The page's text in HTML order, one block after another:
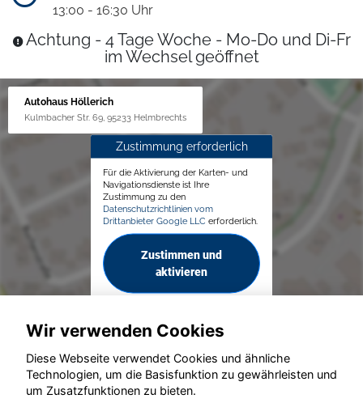
13:00 - 16:30 Uhr
Achtung - 4 Tage Woche - Mo-Do und Di-Fr
im Wechsel geöffnet
Autohaus Höllerich
Kulmbacher Str. 69, 95233 Helmbrechts
Zustimmung erforderlich
Für die Aktivierung der Karten- und
Navigationsdienste ist Ihre
Zustimmung zu den
Datenschutzrichtlinien vom
Drittanbieter Google LLC erforderlich.
Zustimmen und
aktivieren
© konjunkturmotor.de GmbH 2020 - 2026
Wir verwenden Cookies
Diese Webseite verwendet Cookies und ähnliche
Technologien, um die Basisfunktion zu gewährleisten und
um Zusatzfunktionen zu bieten.